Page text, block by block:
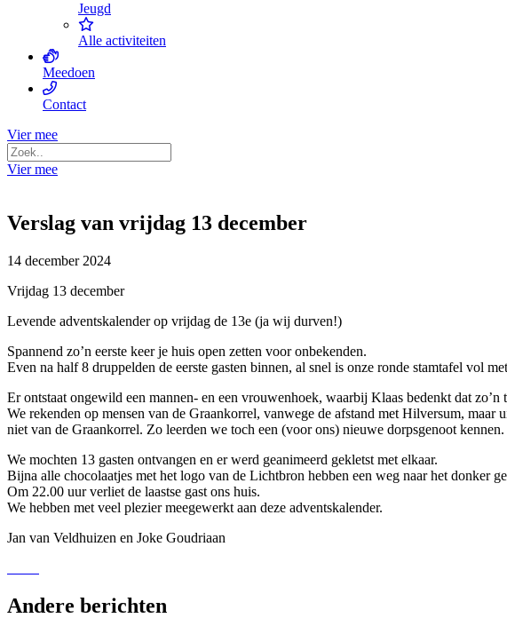
Jeugd
Alle activiteiten
Meedoen
Contact
Vier mee
Vier mee
Verslag van vrijdag 13 december
14 december 2024
Vrijdag 13 december
Levende adventskalender op vrijdag de 13e (ja wij durven!)
Spannend zo’n eerste keer je huis open zetten voor onbekenden.
Even na half 8 druppelden de eerste gasten binnen, al snel is onze ronde stamtafel vol
Er ontstaat ongewild een mannen- en een vrouwenhoek, waarbij Klaas bedenkt dat
We rekenden op mensen van de Graankorrel, vanwege de afstand met Hilversum,
niet van de Graankorrel. Zo leerden we toch een (voor ons) nieuwe dorpsgenoot kennen.
We mochten 13 gasten ontvangen en er werd geanimeerd gekletst met elkaar.
Bijna alle chocolaatjes met het logo van de Lichtbron hebben een weg naar het donker
Om 22.00 uur verliet de laastse gast ons huis.
We hebben met veel plezier meegewerkt aan deze adventskalender.
Jan van Veldhuizen en Joke Goudriaan
Andere berichten